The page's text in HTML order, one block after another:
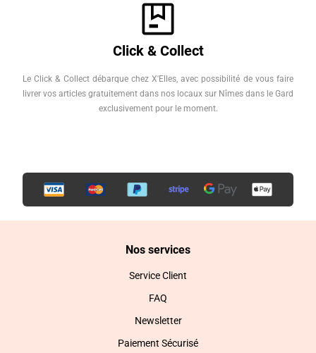
Click & Collect
Le Click & Collect débarque chez X'Elles, avec possibilité de vous faire
livrer vos articles gratuitement dans nos locaux sur Nîmes dans le Gard
exclusivement pour le moment.
Nos services
Service Client
FAQ
Newsletter
Paiement Sécurisé